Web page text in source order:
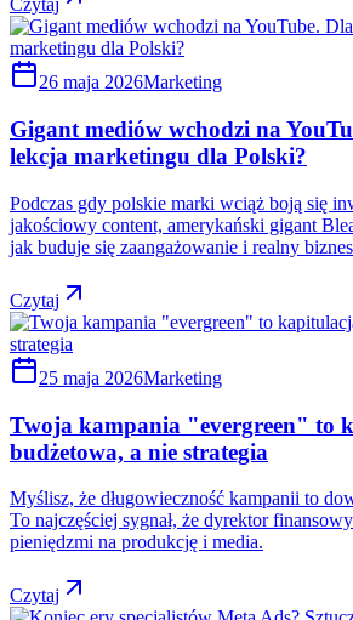
Czytaj
26 maja 2026Marketing
Gigant mediów wchodzi na
lekcja marketingu dla Polski?
Podczas gdy polskie marki wciąż boją się
jakościowy content, amerykański gigant
jak buduje się zaangażowanie i realny
Czytaj
25 maja 2026Marketing
Twoja kampania "evergreen" to
budżetowa, a nie strategia
Myślisz, że długowieczność kampanii to
To najczęściej sygnał, że dyrektor
pieniędzmi na produkcję i media.
Czytaj